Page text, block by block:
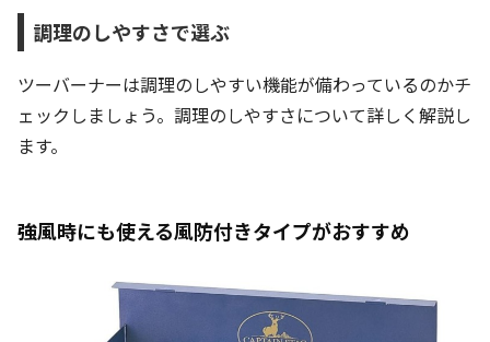
調理のしやすさで選ぶ
ツーバーナーは調理のしやすい機能が備わっているのかチ
ェックしましょう。調理のしやすさについて詳しく解説し
ます。
強風時にも使える風防付きタイプがおすすめ